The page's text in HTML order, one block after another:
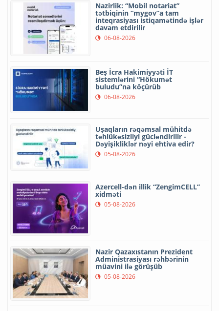
Nazirlik: “Mobil notariat”
tətbiqinin “mygov”a tam
inteqrasiyası istiqamətində işlər
davam etdirilir
06-08-2026
Beş İcra Hakimiyyəti İT
sistemlərini “Hökumət
buludu”na köçürüb
06-08-2026
Uşaqların rəqəmsal mühitdə
təhlükəsizliyi gücləndirilir -
Dəyişikliklər nəyi ehtiva edir?
05-08-2026
Azercell-dən illik “ZengimCELL”
xidməti
05-08-2026
Nazir Qazaxıstanın Prezident
Administrasiyası rəhbərinin
müavini ilə görüşüb
05-08-2026